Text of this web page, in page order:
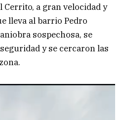
Cerrito, a gran velocidad y
lleva al barrio Pedro
sospechosa, se
y se cercaron las